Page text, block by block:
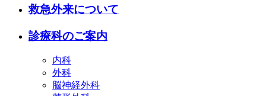
救急外来について
診療科のご案内
内科
外科
脳神経外科